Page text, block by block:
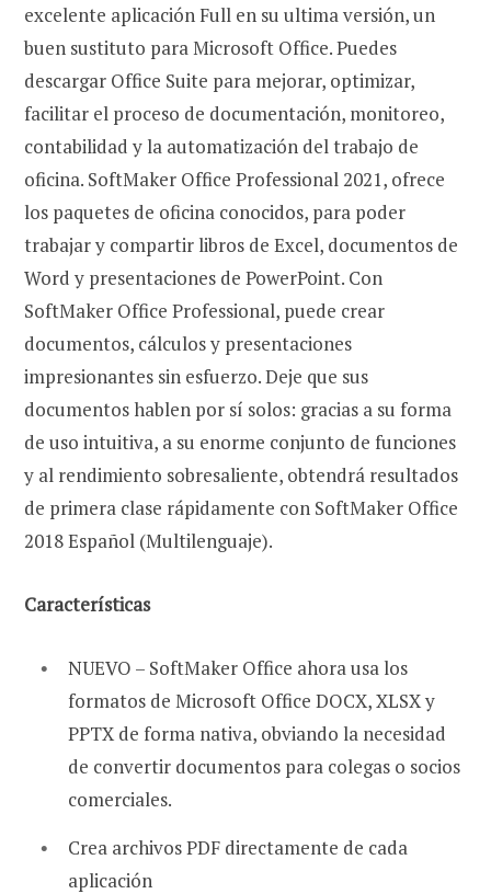
excelente aplicación Full en su ultima versión, un
buen sustituto para Microsoft Office. Puedes
descargar Office Suite para mejorar, optimizar,
facilitar el proceso de documentación, monitoreo,
contabilidad y la automatización del trabajo de
oficina. SoftMaker Office Professional 2021, ofrece
los paquetes de oficina conocidos, para poder
trabajar y compartir libros de Excel, documentos de
Word y presentaciones de PowerPoint. Con
SoftMaker Office Professional, puede crear
documentos, cálculos y presentaciones
impresionantes sin esfuerzo. Deje que sus
documentos hablen por sí solos: gracias a su forma
de uso intuitiva, a su enorme conjunto de funciones
y al rendimiento sobresaliente, obtendrá resultados
de primera clase rápidamente con SoftMaker Office
2018 Español (Multilenguaje).
Características
NUEVO – SoftMaker Office ahora usa los
formatos de Microsoft Office DOCX, XLSX y
PPTX de forma nativa, obviando la necesidad
de convertir documentos para colegas o socios
comerciales.
Crea archivos PDF directamente de cada
aplicación